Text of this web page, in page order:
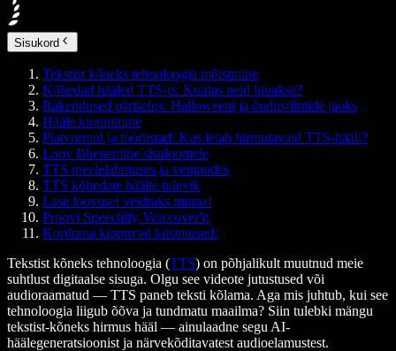
Sisukord
Tekstist kõneks tehnoloogia mõistmine
Kõhedad hääled TTS-is: Kuidas neid luuakse?
Rakendused päriselus: Halloweeni ja õudusfilmide jaoks
Hääle kloonimine
Platvormid ja tööriistad: Kus leiab hirmutavaid TTS-hääli?
Loov lähenemine sisuloomele
TTS meelelahutuses ja vempudes
TTS kõhedate häälte tulevik
Lase loovusel veidraks minna!
Proovi Speechify Voiceover'it
Korduma kippuvad küsimused:
Tekstist kõneks tehnoloogia (TTS) on põhjalikult muutnud meie
suhtlust digitaalse sisuga. Olgu see videote jutustused või
audioraamatud — TTS paneb teksti kõlama. Aga mis juhtub, kui see
tehnoloogia liigub õõva ja tundmatu maailma? Siin tulebki mängu
tekstist-kõneks hirmus hääl — ainulaadne segu AI-
häälegeneratsioonist ja närvekõditavatest audioelamustest.